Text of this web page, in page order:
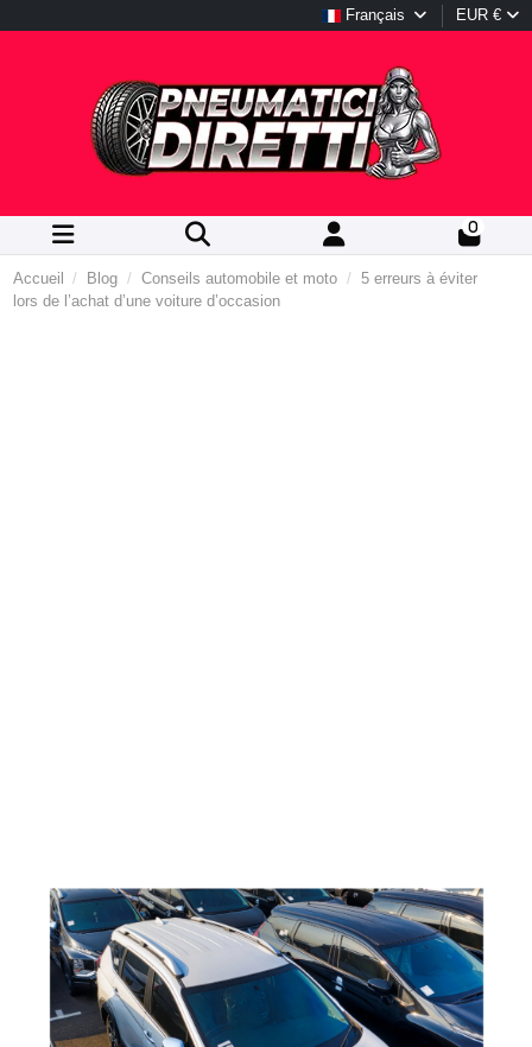
Français EUR €
0
Accueil Blog Conseils automobile et moto
5 erreurs à éviter
lors de l’achat d’une voiture d’occasion